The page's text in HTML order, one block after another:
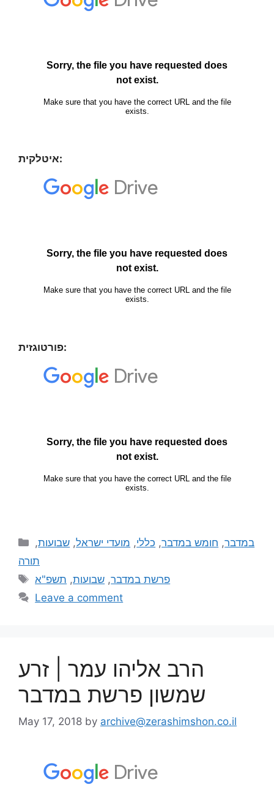
איטלקית:
פורטוגזית:
במדבר, חומש במדבר, כללי, מועדי ישראל, שבועות,
תורה
פרשת במדבר, שבועות, תשפ"א
Leave a comment
הרב אליהו עמר | זרע
שמשון פרשת במדבר
May 17, 2018 by archive@zerashimshon.co.il